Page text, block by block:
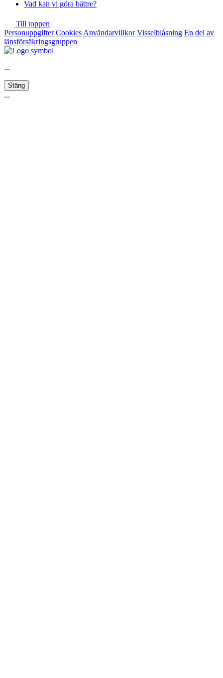
Vad kan vi göra bättre?
Till toppen
Personuppgifter Cookies Användarvillkor Visselblåsning En del av
länsförsäkringsgruppen
...
Stäng
...